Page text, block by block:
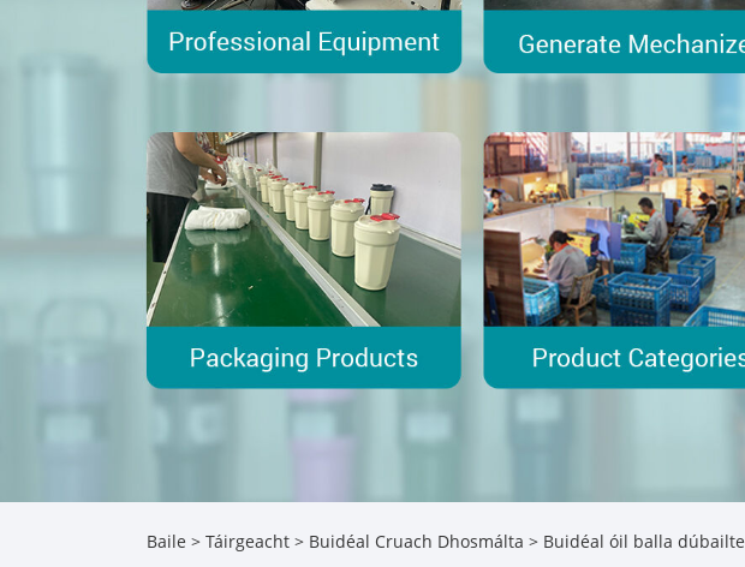
Baile > Táirgeacht > Buidéal Cruach Dhosmálta > Buidéal óil balla dúbailte